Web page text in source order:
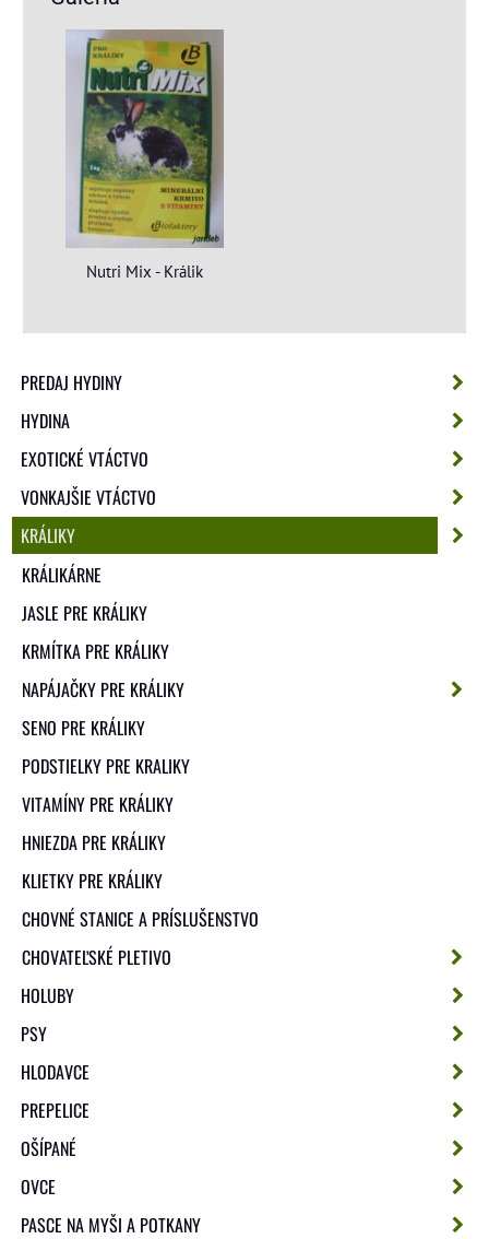
Nutri Mix - Králik
PREDAJ HYDINY
HYDINA
EXOTICKÉ VTÁCTVO
VONKAJŠIE VTÁCTVO
KRÁLIKY
KRÁLIKÁRNE
JASLE PRE KRÁLIKY
KRMÍTKA PRE KRÁLIKY
NAPÁJAČKY PRE KRÁLIKY
SENO PRE KRÁLIKY
PODSTIELKY PRE KRALIKY
VITAMÍNY PRE KRÁLIKY
HNIEZDA PRE KRÁLIKY
KLIETKY PRE KRÁLIKY
CHOVNÉ STANICE A PRÍSLUŠENSTVO
CHOVATEĽSKÉ PLETIVO
HOLUBY
PSY
HLODAVCE
PREPELICE
OŠÍPANÉ
OVCE
PASCE NA MYŠI A POTKANY